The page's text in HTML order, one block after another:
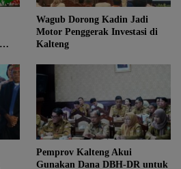
Wagub Dorong Kadin Jadi
Motor Penggerak Investasi di
Kalteng
Pemprov Kalteng Akui
Gunakan Dana DBH-DR untuk